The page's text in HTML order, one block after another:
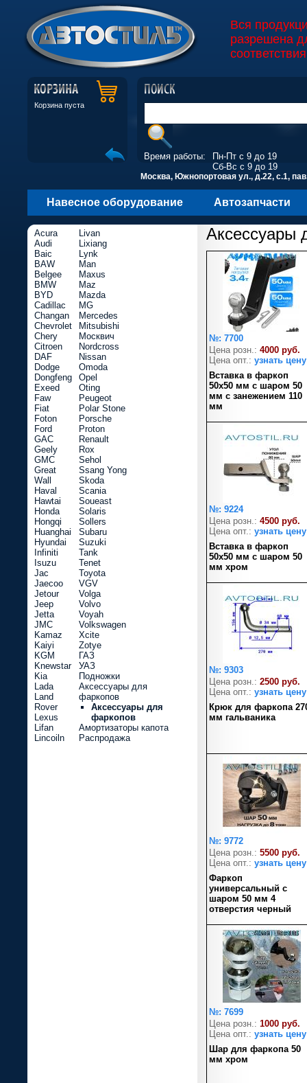
Вся
разрешена
Корзина пуста
Время работы:
Пн-Пт с 9 до 19
Сб-Вс с 9 до 19
Москва, Южнопортовая ул., д.22, с.1,
Навесное оборудование Автозапчасти
Аксессуары
№: 7700
Цена розн.: 4000 руб.
Цена опт.: узнать цену
Вставка в фаркоп
50х50 мм с шаром 50
мм с занежением 110
мм
№: 9224
Цена розн.: 4500 руб.
Цена опт.: узнать цену
Вставка в фаркоп
50х50 мм с шаром 50
мм хром
№: 9303
Цена розн.: 2500 руб.
Цена опт.: узнать цену
Крюк для фаркопа
мм гальваника
№: 9772
Цена розн.: 5500 руб.
Цена опт.: узнать цену
Фаркоп
универсальный с
шаром 50 мм 4
отверстия черный
№: 7699
Цена розн.: 1000 руб.
Цена опт.: узнать цену
Шар для фаркопа 50
мм хром
Acura
Audi
Baic
BAW
Belgee
BMW
BYD
Cadillac
Changan
Chevrolet
Chery
Citroen
DAF
Dodge
Dongfeng
Exeed
Faw
Fiat
Foton
Ford
GAC
Geely
GMC
Great
Wall
Haval
Hawtai
Honda
Hongqi
Huanghai
Hyundai
Infiniti
Isuzu
Jac
Jaecoo
Jetour
Jeep
Jetta
JMC
Kamaz
Kaiyi
KGM
Knewstar
Kia
Lada
Land
Rover
Lexus
Lifan
Lincoiln
Livan
Lixiang
Lynk
Man
Maxus
Maz
Mazda
MG
Mercedes
Mitsubishi
Москвич
Nordcross
Nissan
Omoda
Opel
Oting
Peugeot
Polar Stone
Porsche
Proton
Renault
Rox
Sehol
Ssang Yong
Skoda
Scania
Soueast
Solaris
Sollers
Subaru
Suzuki
Tank
Tenet
Toyota
VGV
Volga
Volvo
Voyah
Volkswagen
Xcite
Zotye
ГАЗ
УАЗ
Подножки
Аксессуары для
фаркопов
Аксессуары для
фаркопов
Амортизаторы капота
Распродажа